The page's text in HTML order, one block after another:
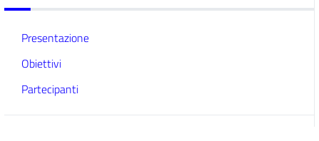
Presentazione
Obiettivi
Partecipanti